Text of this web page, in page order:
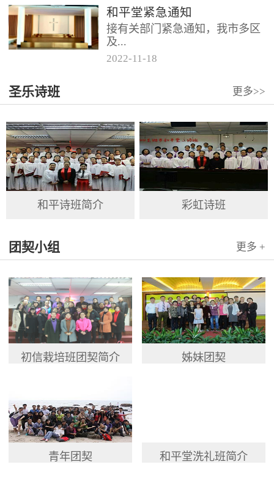
联合诗班在叶海莲牧师的带领
下，先后到访基督教和平堂、深
圳堂。 上午和平堂教...
和平堂紧急通知
接有关部门紧急通知，我市多区
及...
况比较复杂。基督教和平堂自11
月19日起，执行实施“双暂停”
2022-11 -18
圣乐诗班 更多>>
和平诗班简介 彩虹诗班
团契小组 更多 +
初信栽培班团契简介 姊妹团契
青年团契 和平堂洗礼班简介